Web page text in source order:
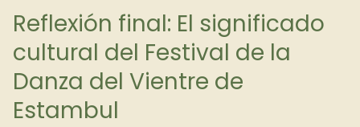
Reflexión final: El significado
cultural del Festival de la
Danza del Vientre de
Estambul